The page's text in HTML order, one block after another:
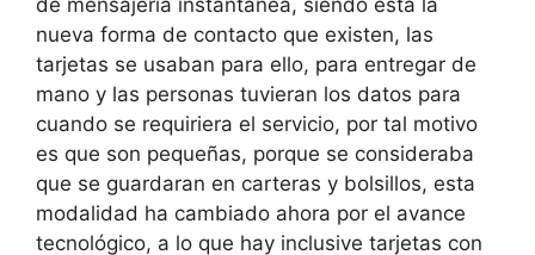
nueva forma de contacto que existen, las
tarjetas se usaban para ello, para entregar de
mano y las personas tuvieran los datos para
cuando se requiriera el servicio, por tal motivo
es que son pequeñas, porque se consideraba
que se guardaran en carteras y bolsillos, esta
modalidad ha cambiado ahora por el avance
tecnológico, a lo que hay inclusive tarjetas con